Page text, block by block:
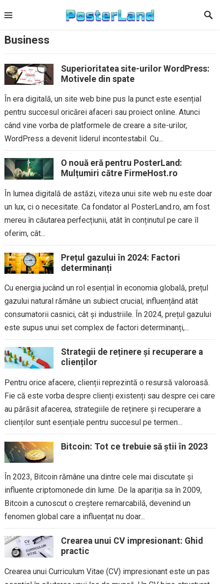
to
Business
Superioritatea site-urilor WordPress:
Motivele din spate
În era digitală, un site web bine pus la punct este esențial
pentru succesul oricărei afaceri sau proiect online. Atunci
când vine vorba de platformele de creare a site-urilor,
WordPress a devenit liderul incontestabil. Cu...
O nouă eră pentru PosterLand:
Mulțumiri către FirmeHost.ro
În lumea digitală de astăzi, viteza unui site web nu este doar
un lux, ci o necesitate. Ca fondator al PosterLand.ro, am fost
mereu în căutarea perfecțiunii, atât în conținutul pe care îl
oferim, cât...
Prețul gazului în 2024: Factori
determinanți
Cu energia jucând un rol esențial în economia globală, prețul
gazului natural rămâne un subiect crucial, influențând atât
consumatorii casnici, cât și industriile. În 2024, prețul gazului
este supus unui set complex de factori determinanți,...
Strategii de reținere și recuperare a
clienților
Pentru orice afacere, clienții reprezintă o resursă valoroasă.
Fie că este vorba despre clienți existenți sau despre cei care
au părăsit afacerea, strategiile de reținere și recuperare a
clienților sunt esențiale pentru succesul pe termen...
Bitcoin: Tot ce trebuie să știi în 2023
În 2023, Bitcoin rămâne una dintre cele mai discutate și
influente criptomonede din lume. De la apariția sa în 2009,
Bitcoin a cunoscut o creștere remarcabilă, devenind un
fenomen global care a influențat nu doar...
Crearea unui CV impresionant: Ghid
practic
Crearea unui Curriculum Vitae (CV) impresionant este un pas